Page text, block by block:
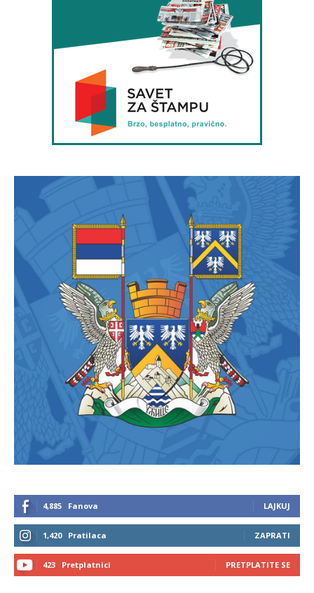
4,885 Fanova LAJKUJ
1,420 Pratilaca ZAPRATI
423 Pretplatnici PRETPLATITE SE